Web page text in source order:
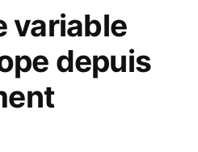
variable
depuis